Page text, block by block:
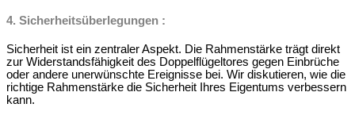
4. Sicherheitsüberlegungen :
Sicherheit ist ein zentraler Aspekt. Die Rahmenstärke trägt direkt
zur Widerstandsfähigkeit des Doppelflügeltores gegen Einbrüche
oder andere unerwünschte Ereignisse bei. Wir diskutieren, wie die
richtige Rahmenstärke die Sicherheit Ihres Eigentums verbessern
kann.